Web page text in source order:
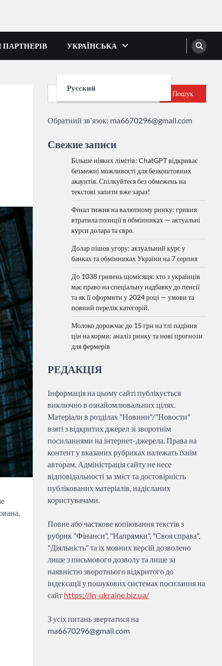
ПАРТНЕРІВ УКРАЇНСЬКА
Русский
Пошук
Обратний зв'язок: ma6670296@gmail.com
Свежие записи
Більше ніяких лімітів: ChatGPT відкриває
безмежні можливості для безкоштовних
акаунтів. Спілкуйтеся без обмежень на
текстові запити вже зараз!
Фінал тижня на валютному ринку: гривня
втратила позиції в обмінниках — актуальні
курси долара та євро.
Долар пішов угору: актуальний курс у
банках та обмінниках України на 7 серпня
До 1038 гривень щомісяця: хто з українців
має право на спеціальну надбавку до пенсії
та як її оформити у 2024 році — умови та
повний перелік категорій.
Молоко дорожчає до 15 грн на тлі падіння
цін на корми: аналіз ринку та нові прогнози
для фермерів
РЕДАКЦІЯ
Інформація на цьому сайті публікується
виключно в ознайомлювальних цілях.
Матеріали в розділах "Новини"/"Новости"
взяті з відкритих джерел зі зворотнім
посиланнями на інтернет-джерела. Права на
контент у вказаних рубриках належать їхнім
авторам. Адміністрація сайту не несе
відповідальності за зміст та достовірність
публікованих матеріалів, надісланих
користувачами.
Повне або часткове копіювання текстів з
рубрик "Фінанси", "Напрямки", "Своя справа",
"Діяльність" та іх мовних версій дозволено
лише з письмового дозволу та лише за
наявністю зворотнього відкритого до
індексації у пошукових системах посилання на
сайт https://in-ukraine.biz.ua/
З усіх питань звертатися на
ma6670296@gmail.com